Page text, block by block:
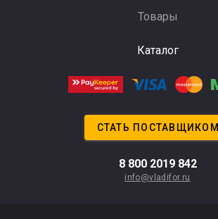
Товары
Каталог
СТАТЬ ПОСТАВЩИКОМ
8 800 2019 842
info@vladifor.ru